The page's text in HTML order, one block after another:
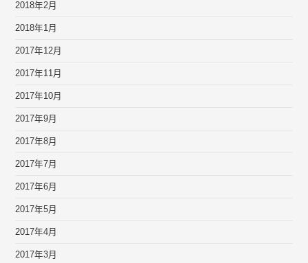
2018年2月
2018年1月
2017年12月
2017年11月
2017年10月
2017年9月
2017年8月
2017年7月
2017年6月
2017年5月
2017年4月
2017年3月